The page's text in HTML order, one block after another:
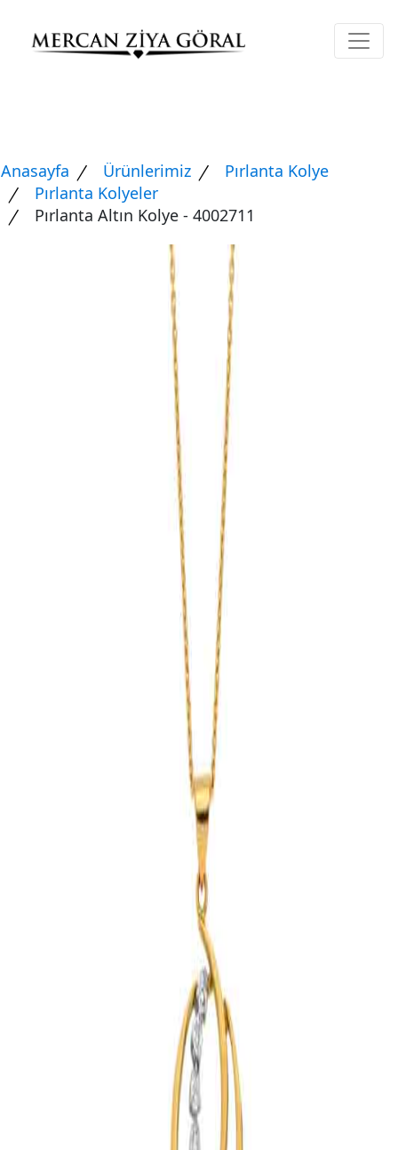
Anasayfa Ürünlerimiz
Pırlanta Kolye
Pırlanta Kolyeler
Pırlanta Altın Kolye - 4002711